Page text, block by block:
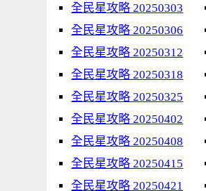
全民星攻略 20250303
全民星攻略 20250306
全民星攻略 20250312
全民星攻略 20250318
全民星攻略 20250325
全民星攻略 20250402
全民星攻略 20250408
全民星攻略 20250415
全民星攻略 20250421